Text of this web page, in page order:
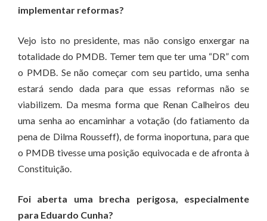
implementar reformas?
Vejo isto no presidente, mas não consigo enxergar na
totalidade do PMDB. Temer tem que ter uma “DR” com
o PMDB. Se não começar com seu partido, uma senha
estará sendo dada para que essas reformas não se
viabilizem. Da mesma forma que Renan Calheiros deu
uma senha ao encaminhar a votação (do fatiamento da
pena de Dilma Rousseff), de forma inoportuna, para que
o PMDB tivesse uma posição equivocada e de afronta à
Constituição.
Foi aberta uma brecha perigosa, especialmente
para Eduardo Cunha?